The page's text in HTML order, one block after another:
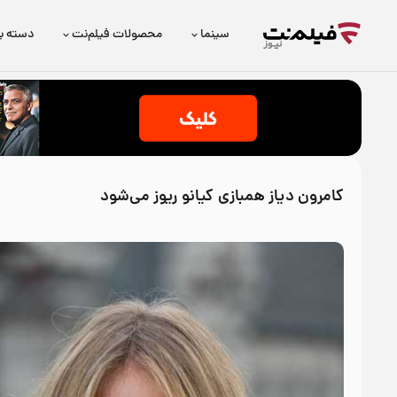
سینما محصولات فیلم‌نت دسته
کامرون دیاز همبازی کیانو ریوز می‌شود